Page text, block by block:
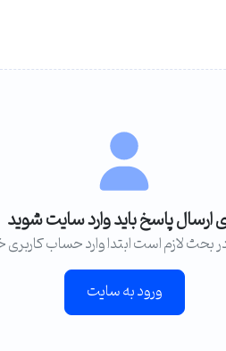
ارسال پاسخ باید وارد سایت شوید
بحث لازم است ابتدا وارد حساب
ورود به سایت